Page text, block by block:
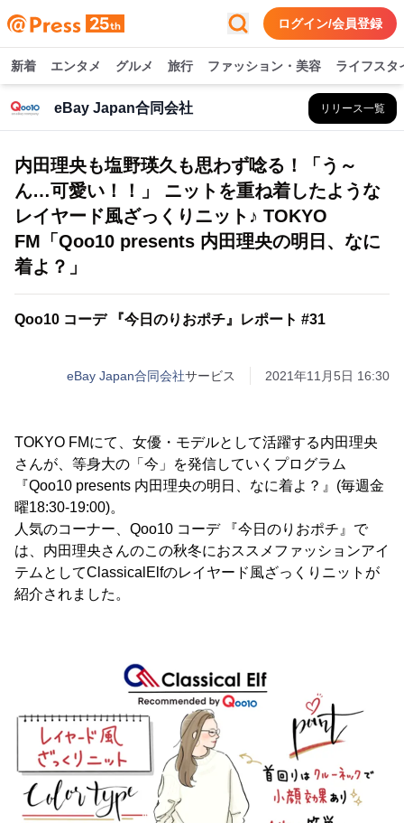
ログイン/会員登録
新着 エンタメ グルメ 旅行 ファッション・美容 ライフスタ
eBay Japan合同会社 リリース一覧
内田理央も塩野瑛久も思わず唸る！「う～
ん…可愛い！！」 ニットを重ね着したような
レイヤード風ざっくりニット♪ TOKYO
FM「Qoo10 presents 内田理央の明日、なに
着よ？」
Qoo10 コーデ 『今日のりおポチ』レポート #31
eBay Japan合同会社サービス 2021年11月5日 16:30
TOKYO FMにて、女優・モデルとして活躍する内田理央
さんが、等身大の「今」を発信していくプログラム
『Qoo10 presents 内田理央の明日、なに着よ？』(毎週金
曜18:30-19:00)。
人気のコーナー、Qoo10 コーデ 『今日のりおポチ』で
は、内田理央さんのこの秋冬におススメファッションアイ
テムとしてClassicalElfのレイヤード風ざっくりニットが
紹介されました。